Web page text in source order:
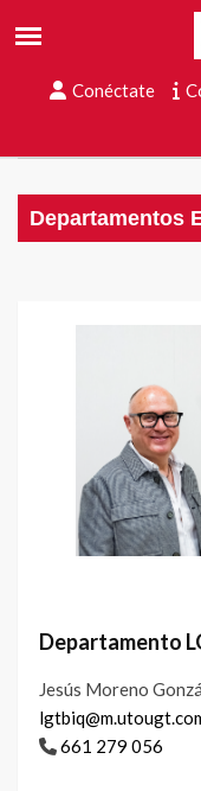
Conéctate
Departamentos
Departamento
Jesús Moreno
661 279 056